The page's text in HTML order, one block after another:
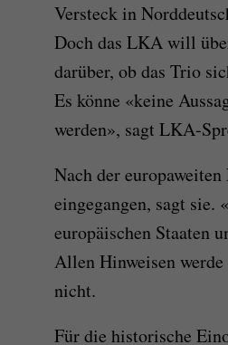
Versteck in
Doch das LKA will
darüber, ob das Trio
Es könne «keine
werden», sagt LKA-
Nach der
eingegangen, sagt sie.
europäischen Staaten
Allen Hinweisen werde
nicht.
Für die historische